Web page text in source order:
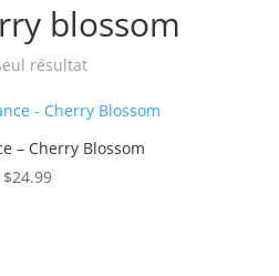
blossom
résultat
– Cherry Blossom
$24.99Plage